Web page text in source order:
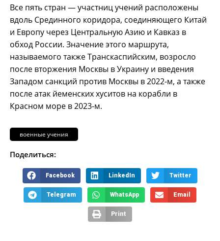
Все пять стран — участниц учений расположены
вдоль Срединного коридора, соединяющего Китай
и Европу через Центральную Азию и Кавказ в
обход России. Значение этого маршрута,
называемого также Транскаспийским, возросло
после вторжения Москвы в Украину и введения
Западом санкций против Москвы в 2022-м, а также
после атак йеменских хуситов на корабли в
Красном море в 2023-м.
военные учения
Поделиться:
Facebook LinkedIn Twitter
Telegram WhatsApp Email
Print